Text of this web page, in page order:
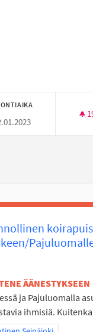
SEDU ICT:LTÄ JOUPIN
ÄÄNESTYKSEEN
ja Pajuluomalla
ihmisiä.